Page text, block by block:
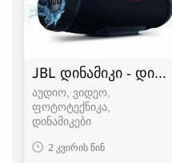
JBL დინამიკი -
აუდიო, ვიდეო,
ფოტოტექნიკა,
დინამიკები
2 კვირის წინ